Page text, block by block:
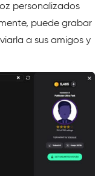
personalizados
puede grabar
a sus amigos y